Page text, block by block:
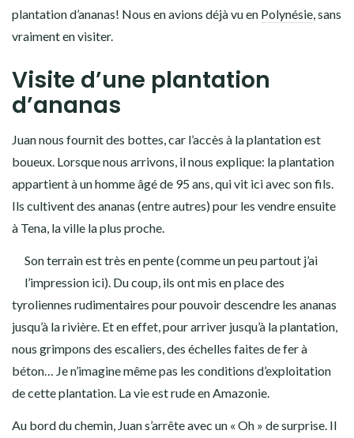
plantation d’ananas! Nous en avions déjà vu en Polynésie, sans
vraiment en visiter.
Visite d’une plantation
d’ananas
Juan nous fournit des bottes, car l’accès à la plantation est
boueux. Lorsque nous arrivons, il nous explique: la plantation
appartient à un homme âgé de 95 ans, qui vit ici avec son fils.
Ils cultivent des ananas (entre autres) pour les vendre ensuite
à Tena, la ville la plus proche.
Son terrain est très en pente (comme un peu partout j’ai
l’impression ici). Du coup, ils ont mis en place des
tyroliennes rudimentaires pour pouvoir descendre les ananas
jusqu’à la rivière. Et en effet, pour arriver jusqu’à la plantation,
nous grimpons des escaliers, des échelles faites de fer à
béton… Je n’imagine même pas les conditions d’exploitation
de cette plantation. La vie est rude en Amazonie.
Au bord du chemin, Juan s’arrête avec un « Oh » de surprise. Il